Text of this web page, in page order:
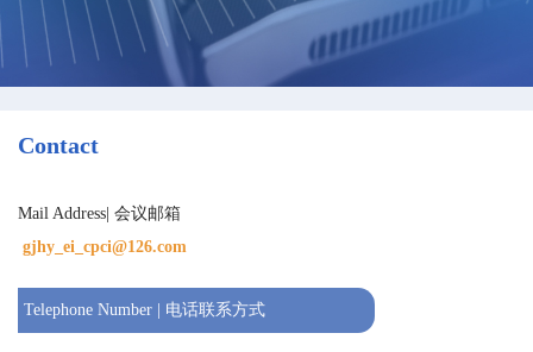
Contact
Mail Address| 会议邮箱
gjhy_ei_cpci@126.com
Telephone Number | 电话联系方式